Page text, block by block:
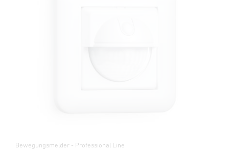
Bewegungsmelder - Professional Line